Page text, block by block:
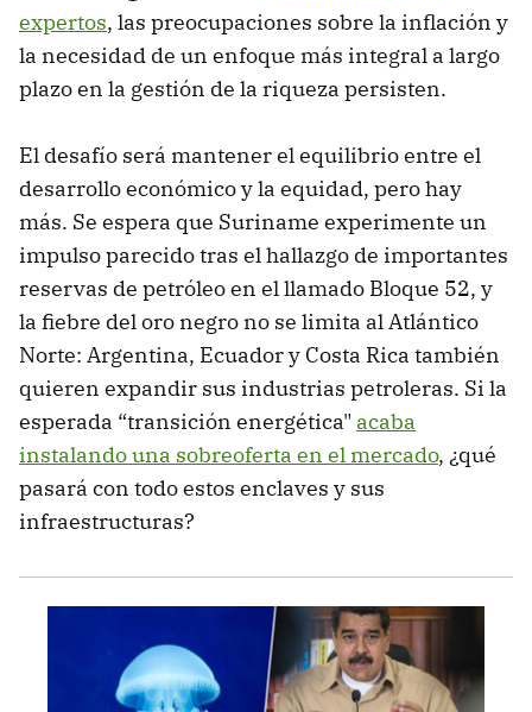
expertos, las preocupaciones sobre la inflación y
la necesidad de un enfoque más integral a largo
plazo en la gestión de la riqueza persisten.
El desafío será mantener el equilibrio entre el
desarrollo económico y la equidad, pero hay
más. Se espera que Suriname experimente un
impulso parecido tras el hallazgo de importantes
reservas de petróleo en el llamado Bloque 52, y
la fiebre del oro negro no se limita al Atlántico
Norte: Argentina, Ecuador y Costa Rica también
quieren expandir sus industrias petroleras. Si la
esperada “transición energética" acaba
instalando una sobreoferta en el mercado, ¿qué
pasará con todo estos enclaves y sus
infraestructuras?